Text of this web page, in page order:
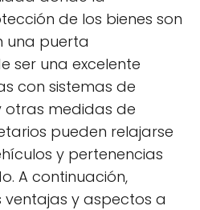
de los bienes son
una puerta
ser una excelente
con sistemas de
otras medidas de
pueden relajarse
y pertenencias
A continuación,
y aspectos a